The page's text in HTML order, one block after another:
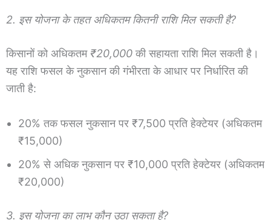
2. इस योजना के तहत अधिकतम कितनी राशि मिल सकती है?
किसानों को अधिकतम ₹20,000की सहायता राशि मिल सकती है।
यह राशि फसल के नुकसान की गंभीरता के आधार पर निर्धारित की
जाती है:
20% तक फसल नुकसान पर ₹7,500 प्रति हेक्टेयर (अधिकतम
₹15,000)
20% से अधिक नुकसान पर ₹10,000 प्रति हेक्टेयर (अधिकतम
₹20,000)
3. इस योजना का लाभ कौन उठा सकता है?